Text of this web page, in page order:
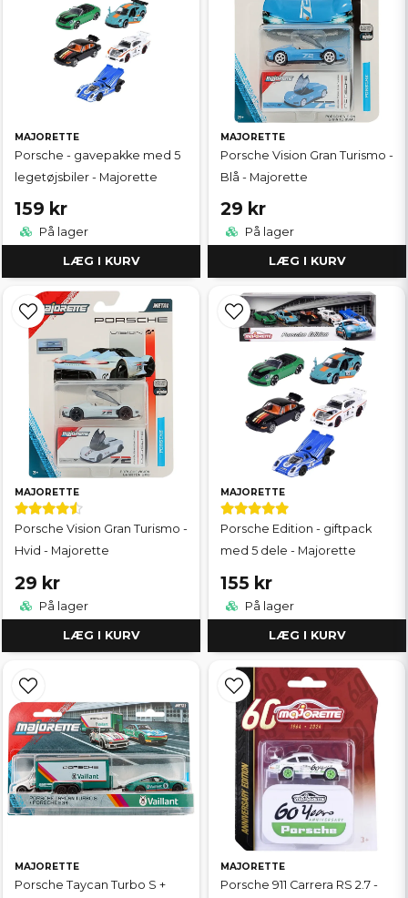
MAJORETTE
Porsche - gavepakke med 5
legetøjsbiler - Majorette
159 kr
På lager
LÆG I KURV
MAJORETTE
Porsche Vision Gran Turismo -
Blå - Majorette
29 kr
På lager
LÆG I KURV
MAJORETTE
Porsche Vision Gran Turismo -
Hvid - Majorette
29 kr
På lager
LÆG I KURV
MAJORETTE
Porsche Edition - giftpack
med 5 dele - Majorette
155 kr
På lager
LÆG I KURV
MAJORETTE
Porsche Taycan Turbo S +
MAJORETTE
Porsche 911 Carrera RS 2.7 -